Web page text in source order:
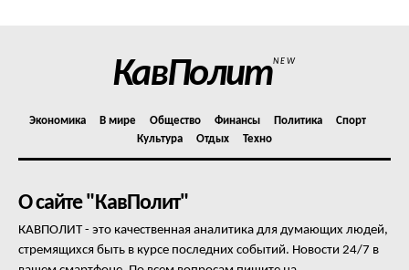
КавПолитNEW
Экономика В мире Общество Финансы Политика
Спорт
Культура
Отдых Техно
О сайте "КавПолит"
КАВПОЛИТ - это качественная аналитика для думающих людей,
стремящихся быть в курсе последних событий. Новости 24/7 в